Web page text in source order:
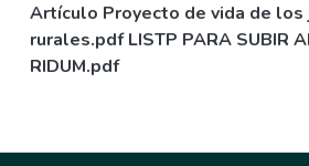
Artículo Proyecto de vida de los
rurales.pdf LISTP PARA SUBIR
RIDUM.pdf